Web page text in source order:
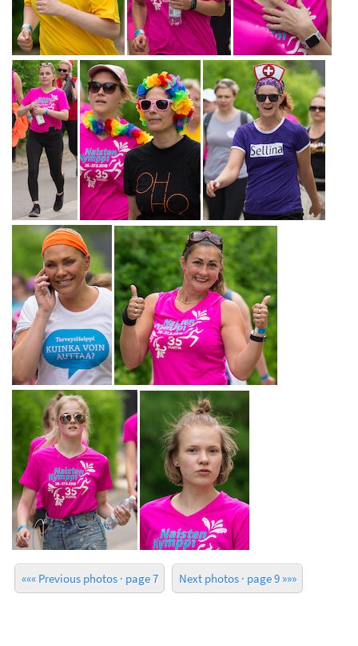
««« Previous photos · page 7 Next photos · page 9 »»»